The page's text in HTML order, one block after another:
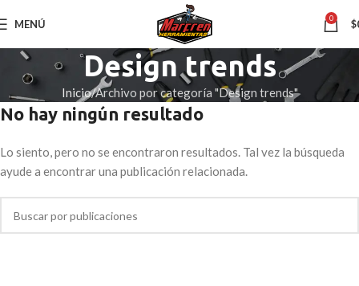
MENÚ 0 $
Design trends
Inicio Archivo por categoría "Design trends"
No hay ningún resultado
Lo siento, pero no se encontraron resultados. Tal vez la búsqueda
ayude a encontrar una publicación relacionada.